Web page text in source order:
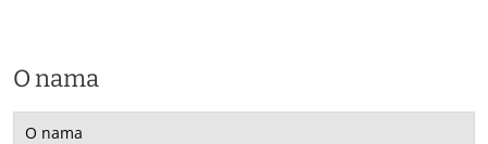
O nama
O nama